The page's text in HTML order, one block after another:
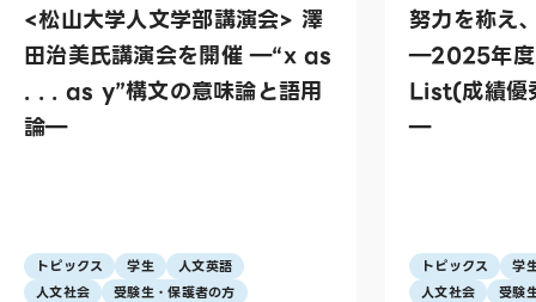
<松山大学人文学部講演会> 澤
田治美氏講演会を開催 ―“x as
. . . as y”構文の意味論と語用
論―
トピックス 学生
人文英語
人文社会
受験生・保護者の方
努力を称え
―2025年度
List(成績優
―
トピックス
学
人文社会
受験